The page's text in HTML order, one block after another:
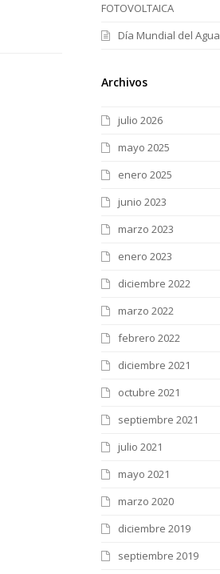
FOTOVOLTAICA
Día Mundial del Agua
Archivos
julio 2026
mayo 2025
enero 2025
junio 2023
marzo 2023
enero 2023
diciembre 2022
marzo 2022
febrero 2022
diciembre 2021
octubre 2021
septiembre 2021
julio 2021
mayo 2021
marzo 2020
diciembre 2019
septiembre 2019